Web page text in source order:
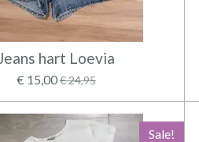
Jeans hart Loevia
€ 15,00€ 24,95
Sale!